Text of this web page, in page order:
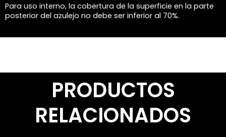
Para uso interno, la cobertura de la superficie en la parte
posterior del azulejo no debe ser inferior al 70%.
PRODUCTOS
RELACIONADOS